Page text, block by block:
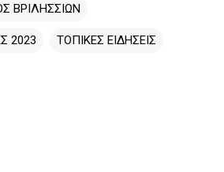
ΒΡΙΛΗΣΣΙΩΝ
2023 ΤΟΠΙΚΕΣ ΕΙΔΗΣΕΙΣ